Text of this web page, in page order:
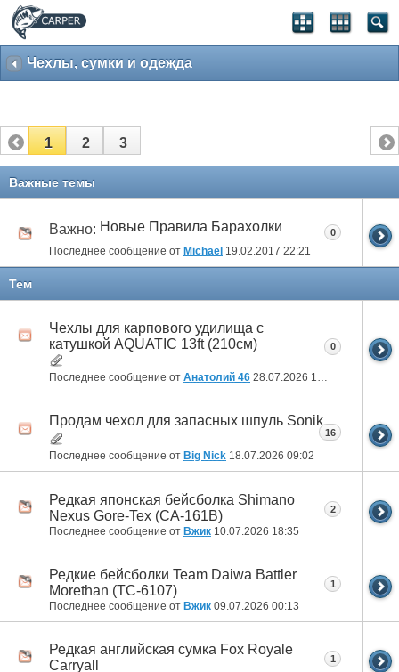
Чехлы, сумки и одежда
1 2 3
Важные темы
Важно: Новые Правила Барахолки
Последнее сообщение от Michael 19.02.2017 22:21
0
Тем
Чехлы для карпового удилища с
катушкой AQUATIC 13ft (210см)
Последнее сообщение от Анатолий 46 28.07.2026 17:56
0
Продам чехол для запасных шпуль Sonik
Последнее сообщение от Big Nick 18.07.2026 09:02
16
Редкая японская бейсболка Shimano
Nexus Gore-Tex (CA-161B)
Последнее сообщение от Вжик 10.07.2026 18:35
2
Редкие бейсболки Team Daiwa Battler
Morethan (TC-6107)
Последнее сообщение от Вжик 09.07.2026 00:13
1
Редкая английская сумка Fox Royale
Carryall
1